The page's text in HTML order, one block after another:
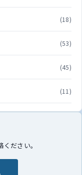
(18)
(53)
(45)
(11)
ださい。